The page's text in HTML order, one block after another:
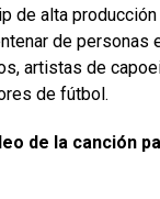
de alta
de personas
artistas de
de fútbol.
de la canción